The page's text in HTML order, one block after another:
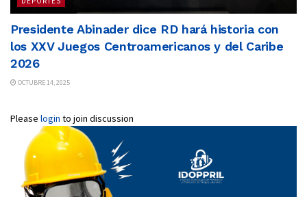
Presidente Abinader dice RD hará historia con
los XXV Juegos Centroamericanos y del Caribe
2026
OCTUBRE 14, 2025
Please login to join discussion